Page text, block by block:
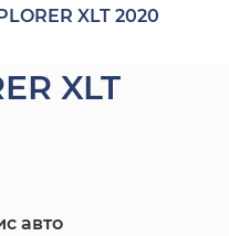
XLT 2020
XLT
авто